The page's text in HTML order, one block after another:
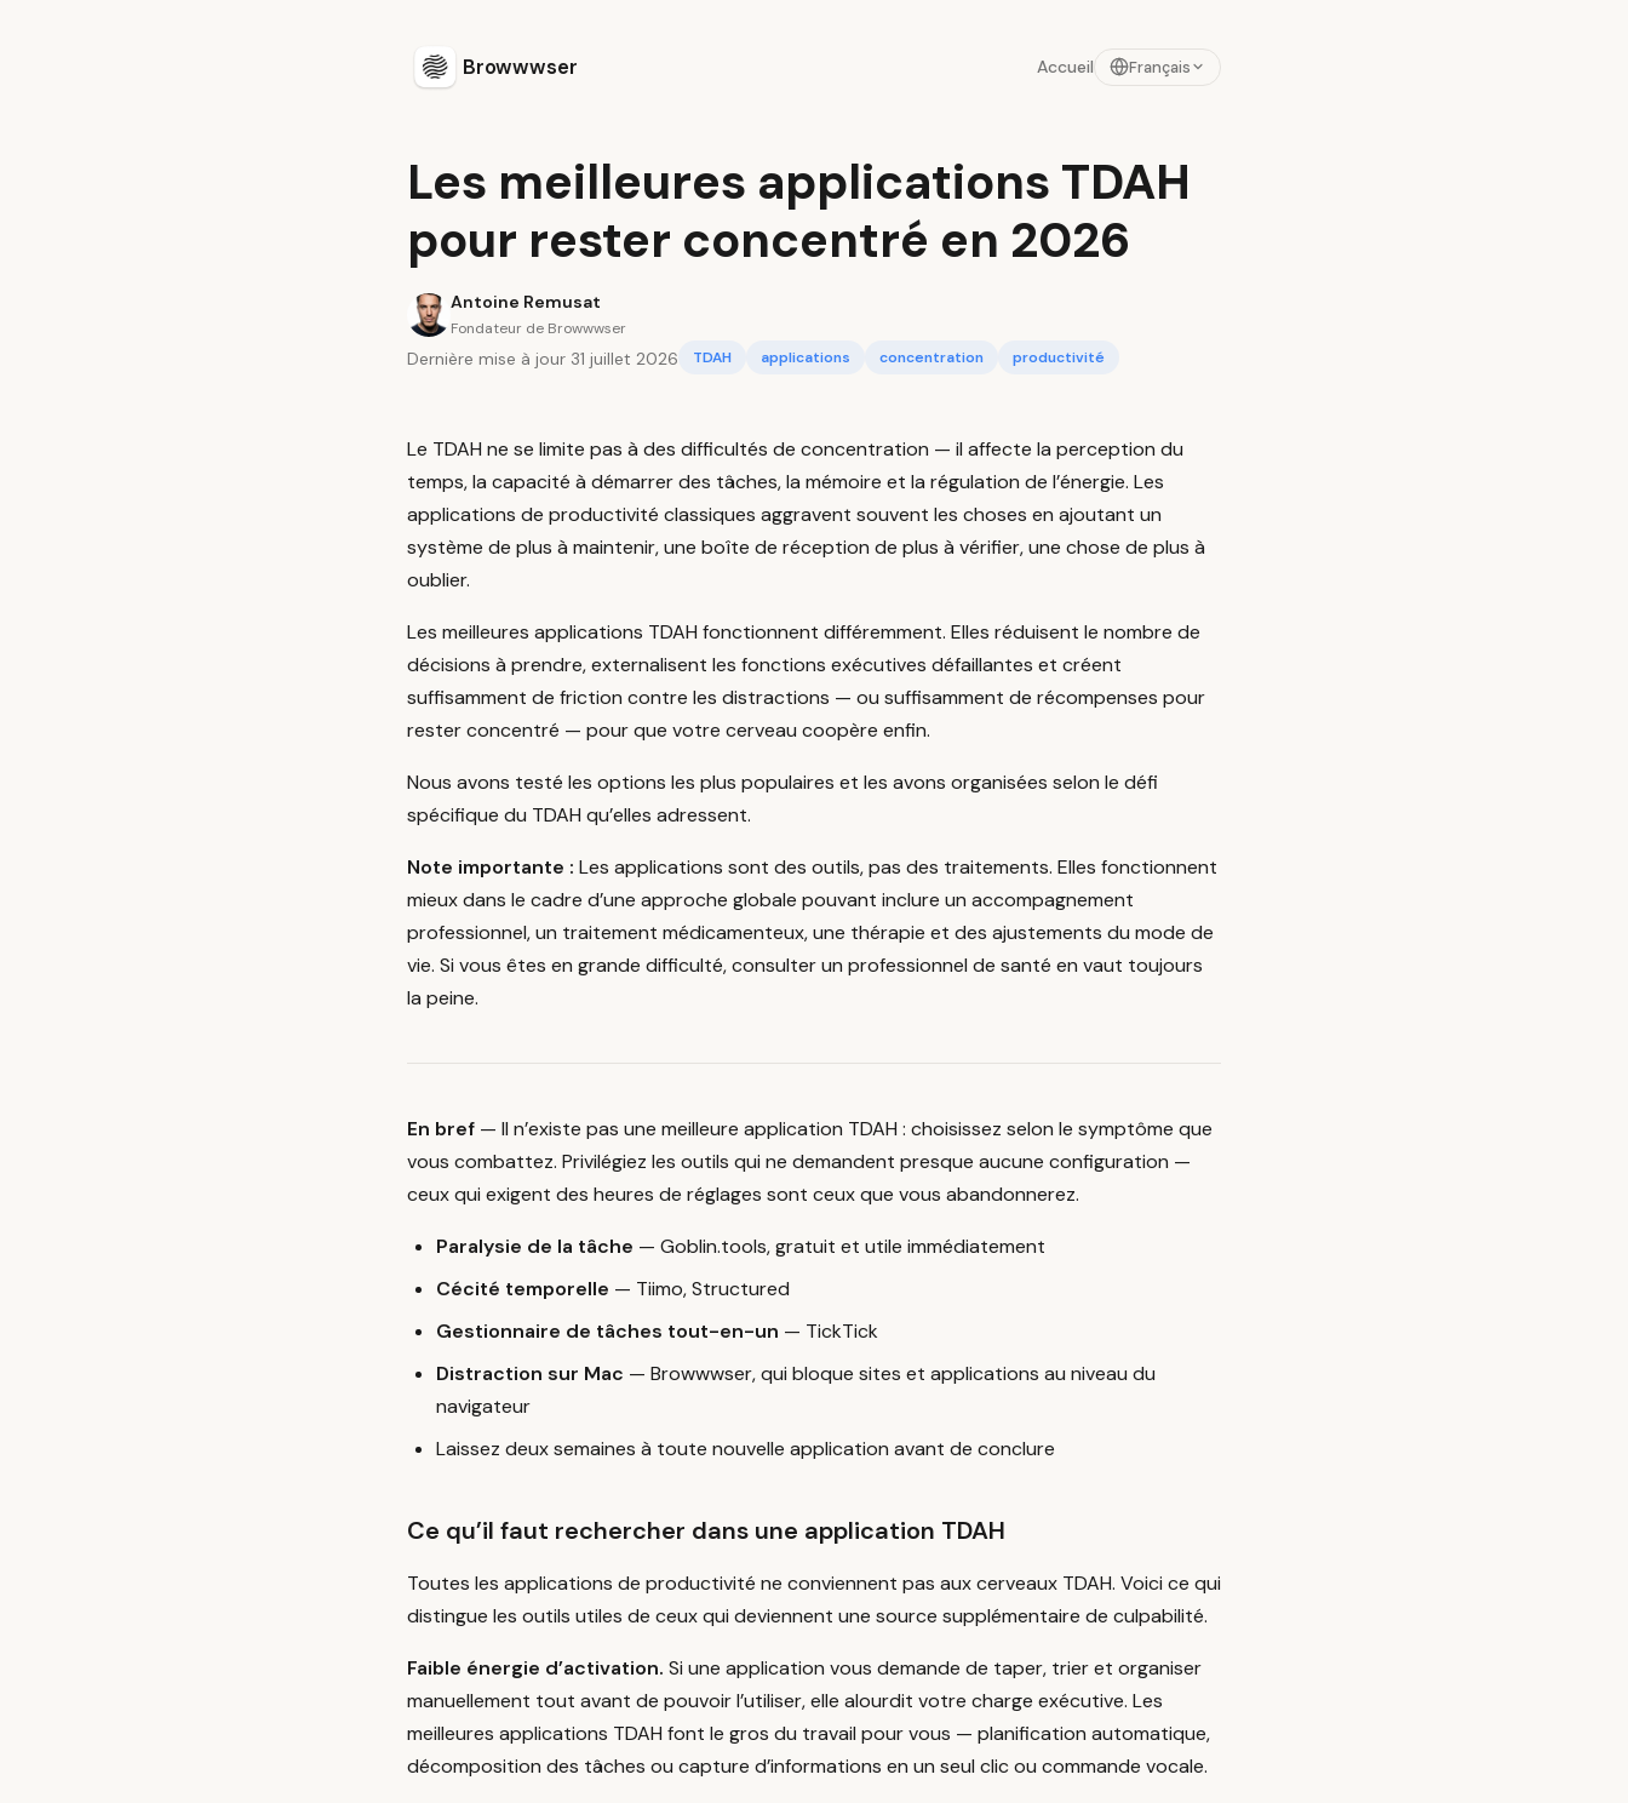
Browwwser Accueil Français
Les meilleures applications TDAH
pour rester concentré en 2026
Antoine Remusat
Fondateur de Browwwser
Dernière mise à jour 31 juillet 2026 TDAH applications concentration productivité
Le TDAH ne se limite pas à des difficultés de concentration — il affecte la perception du
temps, la capacité à démarrer des tâches, la mémoire et la régulation de l’énergie. Les
applications de productivité classiques aggravent souvent les choses en ajoutant un
système de plus à maintenir, une boîte de réception de plus à vérifier, une chose de plus à
oublier.
Les meilleures applications TDAH fonctionnent différemment. Elles réduisent le nombre de
décisions à prendre, externalisent les fonctions exécutives défaillantes et créent
suffisamment de friction contre les distractions — ou suffisamment de récompenses pour
rester concentré — pour que votre cerveau coopère enfin.
Nous avons testé les options les plus populaires et les avons organisées selon le défi
spécifique du TDAH qu’elles adressent.
Note importante : Les applications sont des outils, pas des traitements. Elles fonctionnent
mieux dans le cadre d’une approche globale pouvant inclure un accompagnement
professionnel, un traitement médicamenteux, une thérapie et des ajustements du mode de
vie. Si vous êtes en grande difficulté, consulter un professionnel de santé en vaut toujours
la peine.
En bref — Il n’existe pas une meilleure application TDAH : choisissez selon le symptôme que
vous combattez. Privilégiez les outils qui ne demandent presque aucune configuration —
ceux qui exigent des heures de réglages sont ceux que vous abandonnerez.
Paralysie de la tâche — Goblin.tools, gratuit et utile immédiatement
Cécité temporelle — Tiimo, Structured
Gestionnaire de tâches tout-en-un — TickTick
Distraction sur Mac — Browwwser, qui bloque sites et applications au niveau du
navigateur
Laissez deux semaines à toute nouvelle application avant de conclure
Ce qu’il faut rechercher dans une application TDAH
Toutes les applications de productivité ne conviennent pas aux cerveaux TDAH. Voici ce qui
distingue les outils utiles de ceux qui deviennent une source supplémentaire de culpabilité.
Faible énergie d’activation. Si une application vous demande de taper, trier et organiser
manuellement tout avant de pouvoir l’utiliser, elle alourdit votre charge exécutive. Les
meilleures applications TDAH font le gros du travail pour vous — planification automatique,
décomposition des tâches ou capture d’informations en un seul clic ou commande vocale.